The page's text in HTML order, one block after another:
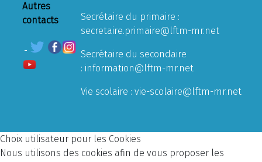
Autres
contacts
Secrétaire du primaire :
secretaire.primaire@lftm-mr.net
Secrétaire du secondaire
: information@lftm-mr.net
Vie scolaire : vie-scolaire@lftm-mr.net
Choix utilisateur pour les Cookies
Nous utilisons des cookies afin de vous proposer les